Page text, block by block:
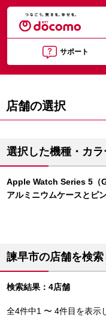
サポート
店舗の選択
選択した機種・カラ
Apple Watch Series 5（
アルミニウムケースとピ
諫早市の店舗を検
検索結果：4店舗
全4件中1 〜 4件目を表示